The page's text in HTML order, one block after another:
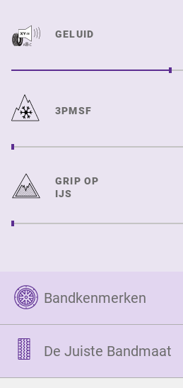
GELUID
3PMSF
GRIP OP
IJS
Bandkenmerken
De Juiste Bandmaat